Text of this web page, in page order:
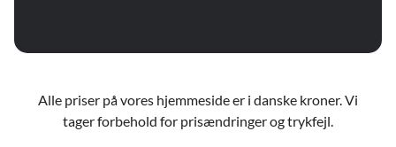
Alle priser på vores hjemmeside er i danske kroner. Vi
tager forbehold for prisændringer og trykfejl.